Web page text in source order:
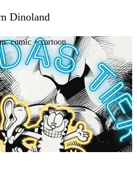
Dinoland
comic + cartoon